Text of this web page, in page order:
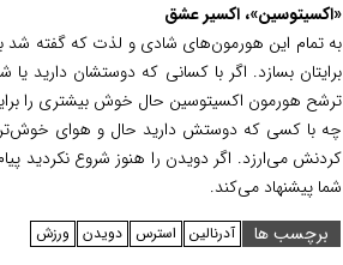
«اکسیتوسین»، اکسیر عشق
به تمام این هورمون‌های شادی و لذت که گفته شد
برایتان بسازد. اگر با کسانی که دوستشان
ترشح هورمون اکسیتوسین حال خوش بیشتری را
چه با کسی که دوستش دارید حال و هوای خوش‌تری
کردنش می‌ارزد. اگر دویدن را هنوز شروع نکردید
شما پیشنهاد می‌کند.
برچسب ها
آدرنالین استرس دویدن ورزش